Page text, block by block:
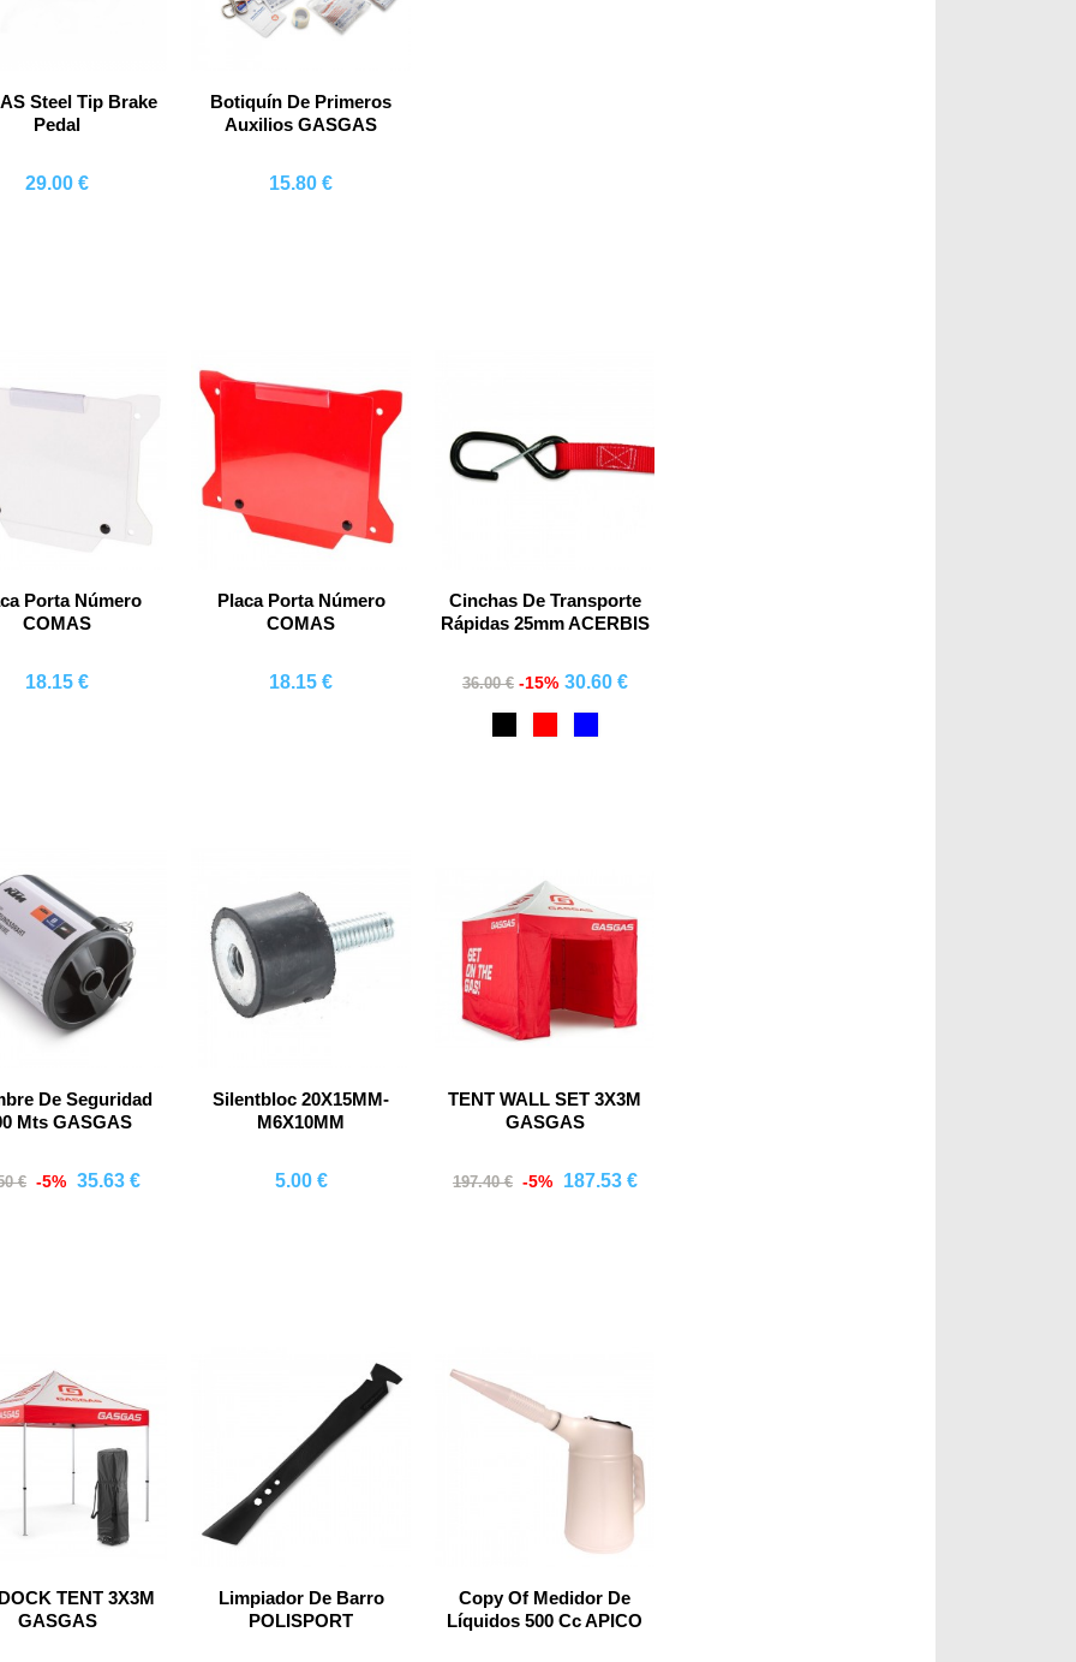
Steel Tip Brake
Pedal
29.00 €
Botiquín De Primeros
Auxilios GASGAS
15.80 €
Porta Número
COMAS
18.15 €
Placa Porta Número
COMAS
18.15 €
Cinchas De Transporte
Rápidas 25mm ACERBIS
36.00 € -15% 30.60 €
De Seguridad
Mts GASGAS
€ -5% 35.63 €
Silentbloc 20X15MM-
M6X10MM
5.00 €
TENT WALL SET 3X3M
GASGAS
197.40 € -5% 187.53 €
TENT 3X3M
GASGAS
Limpiador De Barro
POLISPORT
Copy Of Medidor De
Líquidos 500 Cc APICO